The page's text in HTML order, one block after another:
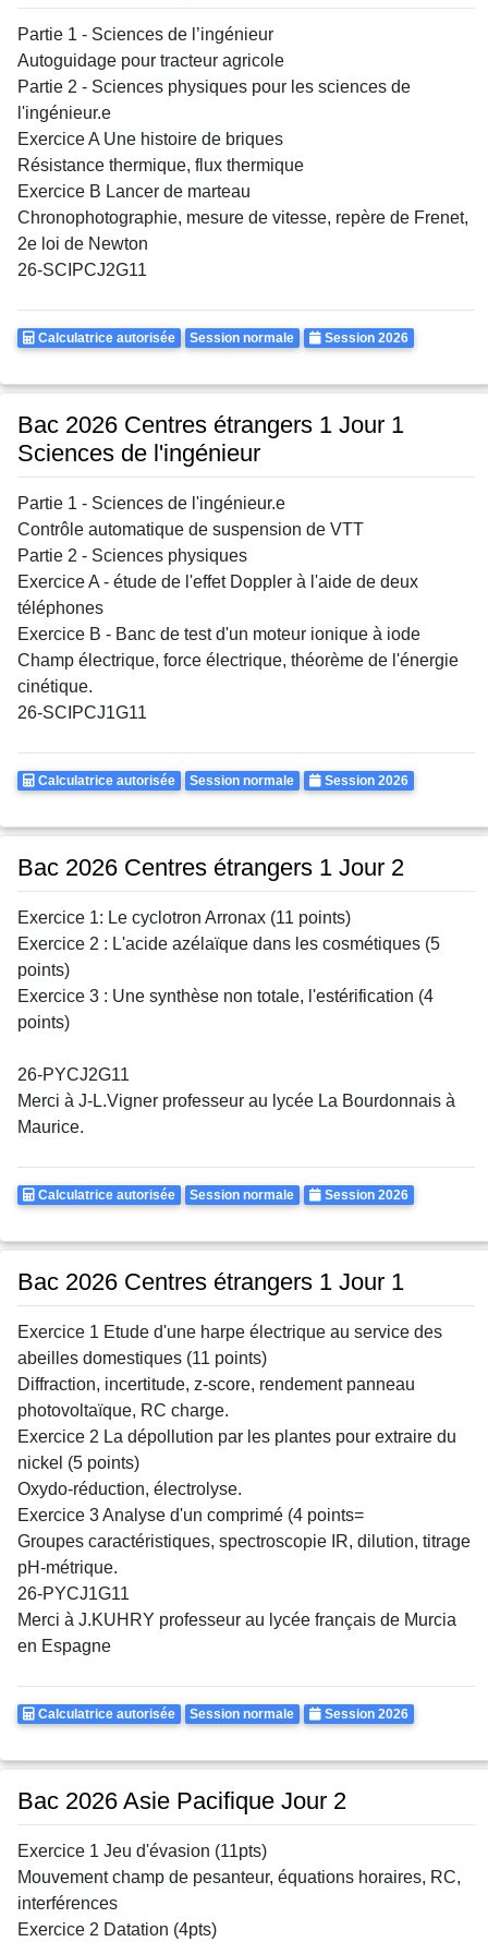
Partie 1 - Sciences de l’ingénieur
Autoguidage pour tracteur agricole
Partie 2 - Sciences physiques pour les sciences de
l'ingénieur.e
Exercice A Une histoire de briques
Résistance thermique, flux thermique
Exercice B Lancer de marteau
Chronophotographie, mesure de vitesse, repère de Frenet,
2e loi de Newton
26-SCIPCJ2G11
Calculatrice
Calculatrice autorisée Rattrapages
Session normale Annee
Session 2026
Bac 2026 Centres étrangers 1 Jour 1
Sciences de l'ingénieur
Partie 1 - Sciences de l'ingénieur.e
Contrôle automatique de suspension de VTT
Partie 2 - Sciences physiques
Exercice A - étude de l'effet Doppler à l'aide de deux
téléphones
Exercice B - Banc de test d'un moteur ionique à iode
Champ électrique, force électrique, théorème de l'énergie
cinétique.
26-SCIPCJ1G11
Calculatrice
Calculatrice autorisée Rattrapages
Session normale Annee
Session 2026
Bac 2026 Centres étrangers 1 Jour 2
Exercice 1: Le cyclotron Arronax (11 points)
Exercice 2 : L'acide azélaïque dans les cosmétiques (5
points)
Exercice 3 : Une synthèse non totale, l'estérification (4
points)
26-PYCJ2G11
Merci à J-L.Vigner professeur au lycée La Bourdonnais à
Maurice.
Calculatrice
Calculatrice autorisée Rattrapages
Session normale Annee
Session 2026
Bac 2026 Centres étrangers 1 Jour 1
Exercice 1 Etude d'une harpe électrique au service des
abeilles domestiques (11 points)
Diffraction, incertitude, z-score, rendement panneau
photovoltaïque, RC charge.
Exercice 2 La dépollution par les plantes pour extraire du
nickel (5 points)
Oxydo-réduction, électrolyse.
Exercice 3 Analyse d'un comprimé (4 points=
Groupes caractéristiques, spectroscopie IR, dilution, titrage
pH-métrique.
26-PYCJ1G11
Merci à J.KUHRY professeur au lycée français de Murcia
en Espagne
Calculatrice
Calculatrice autorisée Rattrapages
Session normale Annee
Session 2026
Bac 2026 Asie Pacifique Jour 2
Exercice 1 Jeu d'évasion (11pts)
Mouvement champ de pesanteur, équations horaires, RC,
interférences
Exercice 2 Datation (4pts)